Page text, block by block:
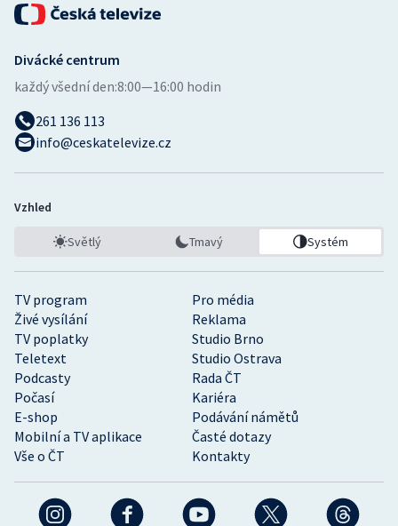
TV program
Pro média
Živé vysílání
Reklama
TV poplatky
Studio Brno
Teletext
Studio Ostrava
Podcasty
Rada ČT
Počasí
Kariéra
E-shop
Podávání námětů
Mobilní a TV aplikace
Časté dotazy
Vše o ČT
Kontakty
Divácké centrum
každý všední den:8:00—16:00 hodin
261 136 113
info@ceskatelevize.cz
Vzhled
Světlý Tmavý Systém